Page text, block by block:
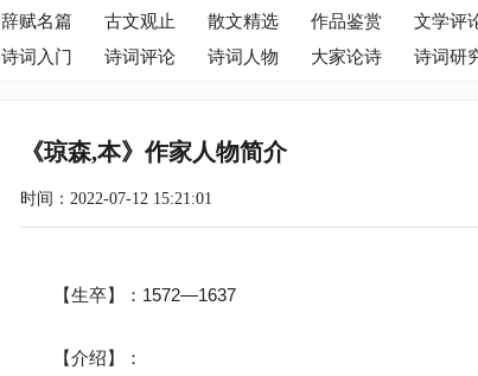
辞赋名篇 古文观止 散文精选 作品鉴赏 文学评
诗词入门
诗词评论 诗词人物 大家论诗 诗词研
《琼森,本》作家人物简介
时间：2022-07-12 15:21:01
【生卒】：1572—1637
【介绍】：